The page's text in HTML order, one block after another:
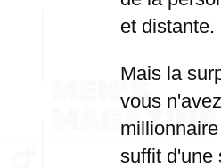
et distante.
Mais la
vous
suffit d'une